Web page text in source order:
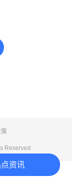
资讯
Reserved